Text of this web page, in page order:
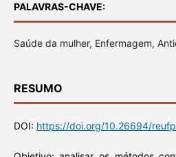
PALAVRAS-CHAVE:
Saúde da mulher, Enfermagem,
RESUMO
DOI: https://doi.org/10.26694/